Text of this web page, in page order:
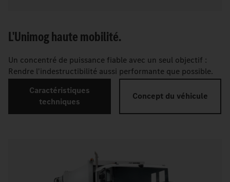
L'Unimog haute mobilité.
Un concentré de puissance fiable avec un seul objectif :
Rendre l'indestructibilité aussi performante que possible.
Caractéristiques
techniques
Concept du véhicule